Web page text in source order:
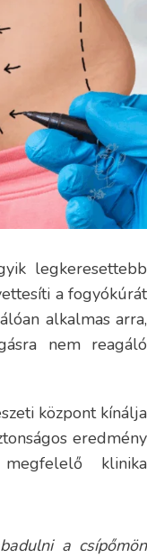
legkeresettebb
a fogyókúrát
alkalmas arra,
nem reagáló
központ kínálja
eredmény
klinika
a csípőmön